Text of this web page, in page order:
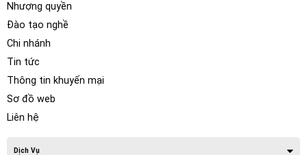
Nhượng quyền
Đào tạo nghề
Chi nhánh
Tin tức
Thông tin khuyến mại
Sơ đồ web
Liên hệ
Dịch Vụ